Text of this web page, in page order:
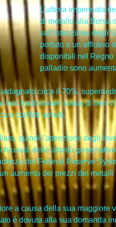
L'ultima impennata
di metallo alla Borsa
sull'intenzione degli
portato a un afflusso
disponibili nel Regno
palladio sono
circa il 70%,
tradizionale status di beni
e conflitti armati.
quindi l'attenzione degli
delle attività
del Federal Reserve
aumento dei prezzi dei
a causa della sua
è dovuta alla sua domanda